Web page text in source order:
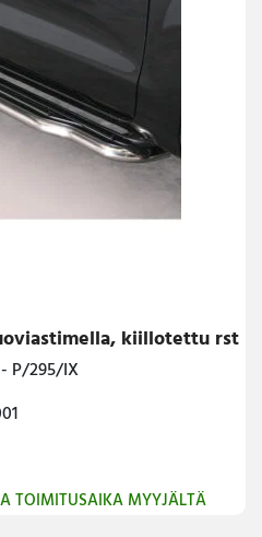
kiillotettu rst
P/295/IX
TOIMITUSAIKA MYYJÄLTÄ